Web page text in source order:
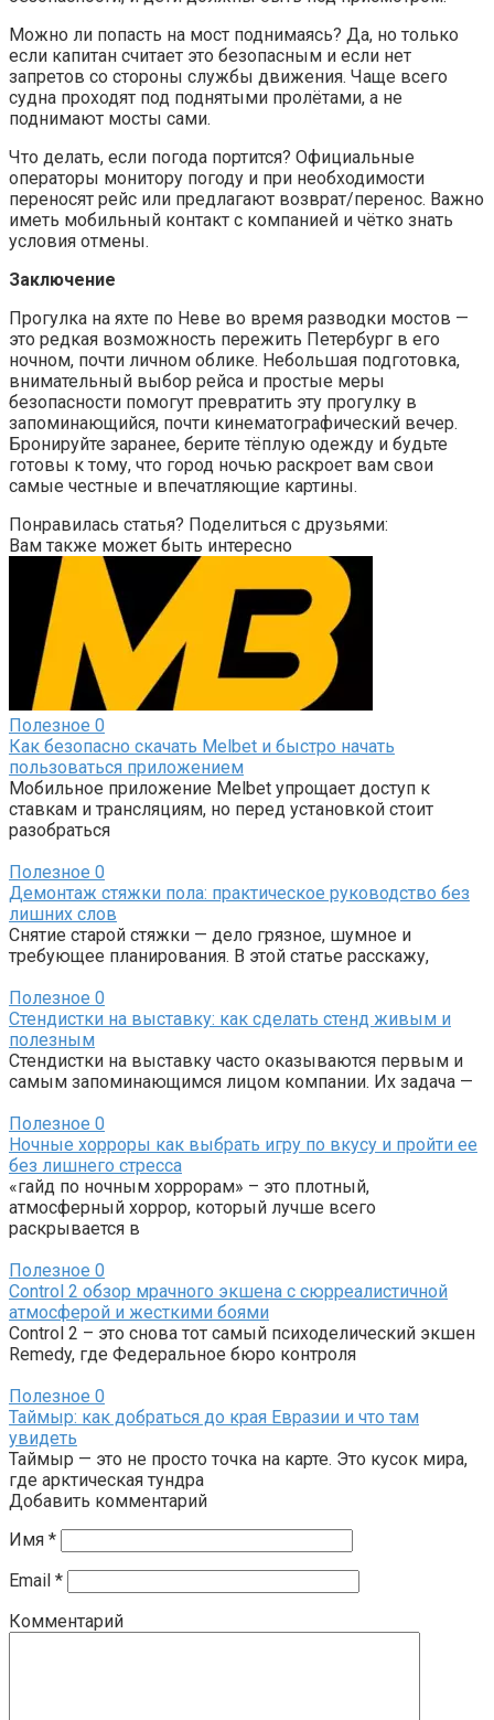
Можно ли попасть на мост поднимаясь? Да, но только
если капитан считает это безопасным и если нет
запретов со стороны службы движения. Чаще всего
судна проходят под поднятыми пролётами, а не
поднимают мосты сами.
Что делать, если погода портится? Официальные
операторы монитору погоду и при необходимости
переносят рейс или предлагают возврат/перенос. Важно
иметь мобильный контакт с компанией и чётко знать
условия отмены.
Заключение
Прогулка на яхте по Неве во время разводки мостов —
это редкая возможность пережить Петербург в его
ночном, почти личном облике. Небольшая подготовка,
внимательный выбор рейса и простые меры
безопасности помогут превратить эту прогулку в
запоминающийся, почти кинематографический вечер.
Бронируйте заранее, берите тёплую одежду и будьте
готовы к тому, что город ночью раскроет вам свои
самые честные и впечатляющие картины.
Понравилась статья? Поделиться с друзьями:
Вам также может быть интересно
Полезное 0
Как безопасно скачать Melbet и быстро начать
пользоваться приложением
Мобильное приложение Melbet упрощает доступ к
ставкам и трансляциям, но перед установкой стоит
разобраться
Полезное 0
Демонтаж стяжки пола: практическое руководство без
лишних слов
Снятие старой стяжки — дело грязное, шумное и
требующее планирования. В этой статье расскажу,
Полезное 0
Стендистки на выставку: как сделать стенд живым и
полезным
Стендистки на выставку часто оказываются первым и
самым запоминающимся лицом компании. Их задача —
Полезное 0
Ночные хорроры как выбрать игру по вкусу и пройти ее
без лишнего стресса
«гайд по ночным хоррорам» – это плотный,
атмосферный хоррор, который лучше всего
раскрывается в
Полезное 0
Control 2 обзор мрачного экшена с сюрреалистичной
атмосферой и жесткими боями
Control 2 – это снова тот самый психоделический экшен
Remedy, где Федеральное бюро контроля
Полезное 0
Таймыр: как добраться до края Евразии и что там
увидеть
Таймыр — это не просто точка на карте. Это кусок мира,
где арктическая тундра
Добавить комментарий
Имя *
Email *
Комментарий